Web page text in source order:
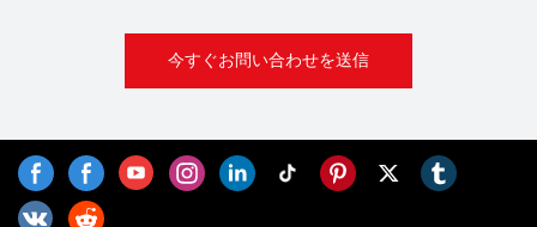
今すぐお問い合わせを送信